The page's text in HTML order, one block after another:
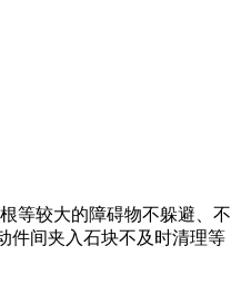
较大的障碍物不躲避、
件间夹入石块不及时清理